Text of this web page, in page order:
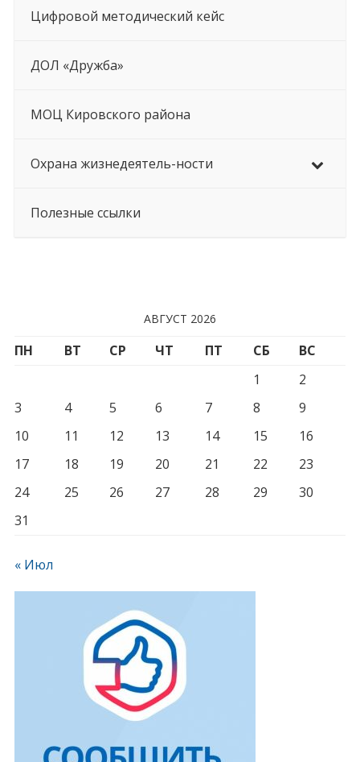
Цифровой методический кейс
ДОЛ «Дружба»
МОЦ Кировского района
Охрана жизнедеятель-ности
Полезные ссылки
АВГУСТ 2026
ПН ВТ СР ЧТ ПТ СБ
ВС
1
2
3
4 5 6 7 8
9
10
11 12 13 14 15
16
17
18 19 20 21 22
23
24
25 26 27 28 29
30
31
« Июл